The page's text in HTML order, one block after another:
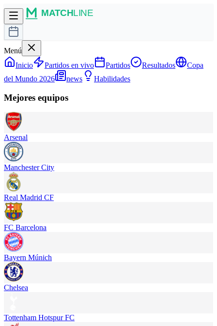
Menú
Inicio
Partidos en vivo Partidos Resultados
Copa
del Mundo 2026
news Habilidades
Mejores equipos
Arsenal
Manchester City
Real Madrid CF
FC Barcelona
Bayern Múnich
Chelsea
Tottenham Hotspur FC